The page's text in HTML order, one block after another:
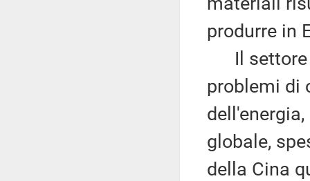
produrre in
Il
problemi di
globale,
della Cina